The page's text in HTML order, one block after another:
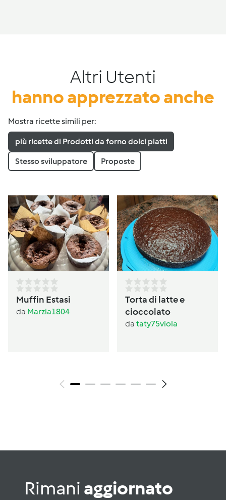
Altri Utenti
hanno apprezzato anche
Mostra ricette simili per:
più ricette di Prodotti da forno dolci piatti
Stesso sviluppatore Proposte
Muffin Estasi
da Marzia1804
Torta di latte e
cioccolato
da taty75viola
Rimani aggiornato